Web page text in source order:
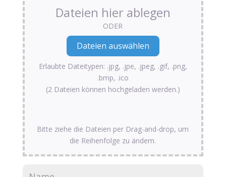
Dateien hier ablegen
ODER
Erlaubte Dateitypen: .jpg, .jpe, .jpeg, .gif, .png,
.bmp, .ico
(2 Dateien können hochgeladen werden.)
Bitte ziehe die Dateien per Drag-and-drop, um
die Reihenfolge zu ändern.